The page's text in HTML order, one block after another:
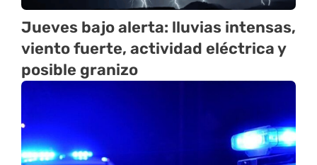
Jueves bajo alerta: lluvias intensas,
viento fuerte, actividad eléctrica y
posible granizo